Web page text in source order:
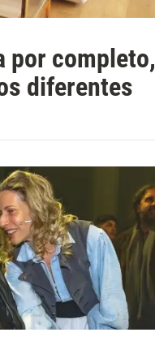
por completo,
diferentes